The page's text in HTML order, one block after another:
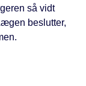
så vidt
beslutter,